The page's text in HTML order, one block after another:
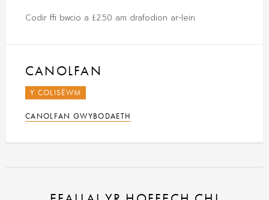
Codir ffi bwcio a £2.50 am drafodion ar-lein
CANOLFAN
Y COLISËWM
CANOLFAN GWYBODAETH